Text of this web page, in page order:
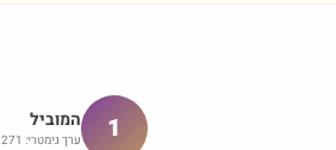
1 המוביל
ערך גימטרי: 271